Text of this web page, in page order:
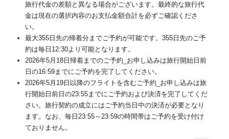
旅行代金の差額と異なる場合がございます。最終的な旅行代
金は現在の選択内容のお支払金額合計を必ずご確認くださ
い。
最大355日先の帰着分までご予約が可能です。355日先のご予
約は毎日12:30より可能となります。
2026年5月18日帰着までのご予約_お申し込みは旅行開始日前
日の16:59までにご予約を完了してください。
2026年5月19日以降のフライトを含むご予約_お申し込みは旅
行開始日前日の23:55までにご予約および決済を完了してくだ
さい。旅行契約の成立にはご予約当日中の決済が必要となり
ます。なお、毎日23:55～23:59の時間帯はご予約を受け付け
ておりません。